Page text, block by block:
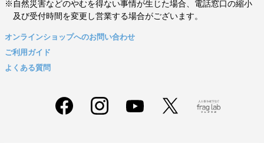
※自然災害などのやむを得ない事情が生じた場合、電話窓口の縮小
及び受付時間を変更し営業する場合がございます。
オンラインショップへのお問い合わせ
ご利用ガイド
よくある質問